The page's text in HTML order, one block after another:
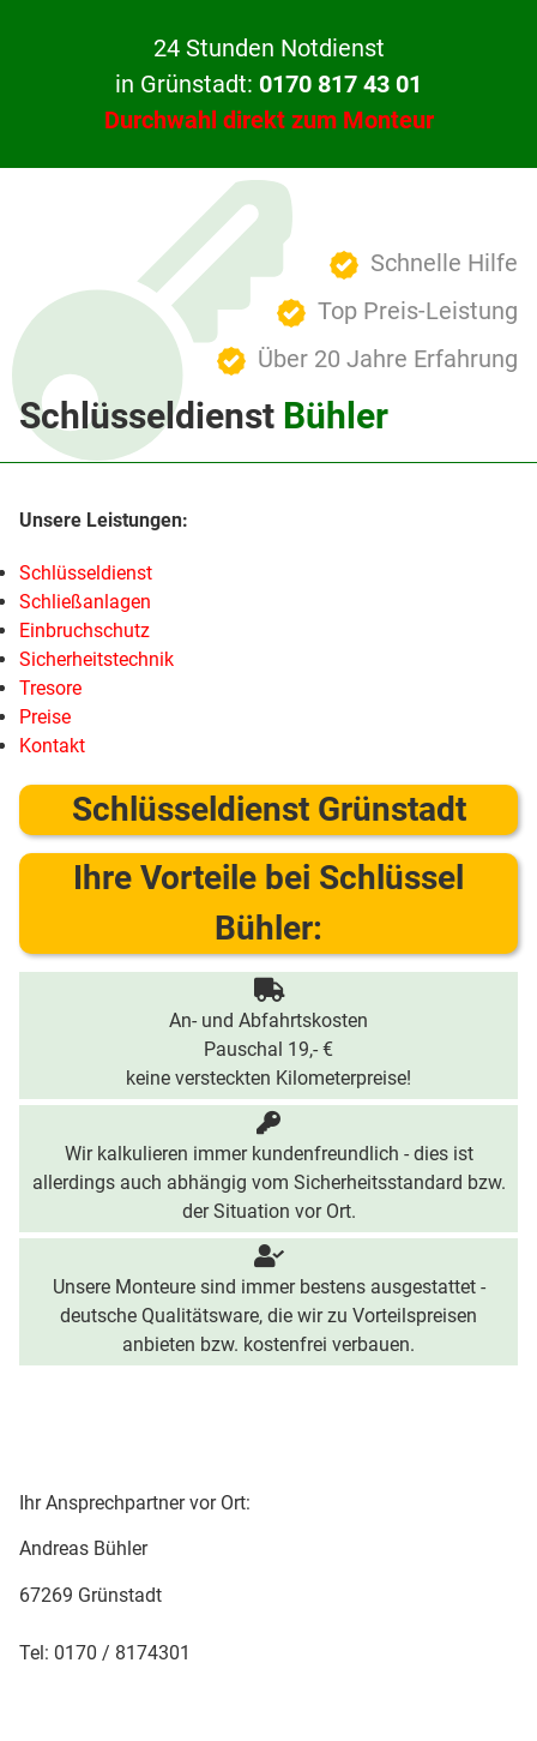
24 Stunden Notdienst
in Grünstadt: 0170 817 43 01
Durchwahl direkt zum Monteur
Schnelle Hilfe
Top Preis-Leistung
Über 20 Jahre Erfahrung
Schlüsseldienst Bühler
Schlüsseldienst
Schließanlagen
Einbruchschutz
Sicherheitstechnik
Tresore
Preise
Kontakt
Schlüsseldienst Grünstadt
Ihre Vorteile bei Schlüssel
Bühler:
An- und Abfahrtskosten
Pauschal 19,- €
keine versteckten Kilometerpreise!
Wir kalkulieren immer kundenfreundlich - dies ist
allerdings auch abhängig vom Sicherheitsstandard bzw.
der Situation vor Ort.
Unsere Monteure sind immer bestens ausgestattet -
deutsche Qualitätsware, die wir zu Vorteilspreisen
anbieten bzw. kostenfrei verbauen.
Ihr Ansprechpartner vor Ort:
Andreas Bühler
67269 Grünstadt
Tel: 0170 / 8174301